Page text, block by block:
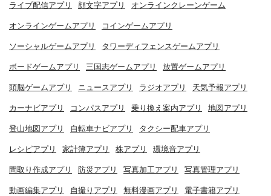
ライブ配信アプリ 顔文字アプリ オンラインクレーンゲーム
オンラインゲームアプリ コインゲームアプリ
ソーシャルゲームアプリ タワーディフェンスゲームアプリ
ボードゲームアプリ 三国志ゲームアプリ 放置ゲームアプリ
頭脳ゲームアプリ ニュースアプリ ラジオアプリ 天気予報アプリ
カーナビアプリ コンパスアプリ 乗り換え案内アプリ 地図アプリ
登山地図アプリ 自転車ナビアプリ タクシー配車アプリ
レシピアプリ 家計簿アプリ 株アプリ 環境音アプリ
間取り作成アプリ 防災アプリ 写真加工アプリ 写真管理アプリ
動画編集アプリ 自撮りアプリ 無料漫画アプリ 電子書籍アプリ